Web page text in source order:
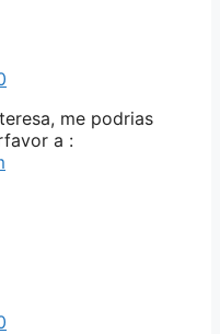
me podrias
a :